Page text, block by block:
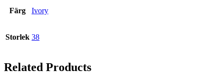
Färg Ivory
Storlek 38
Related Products